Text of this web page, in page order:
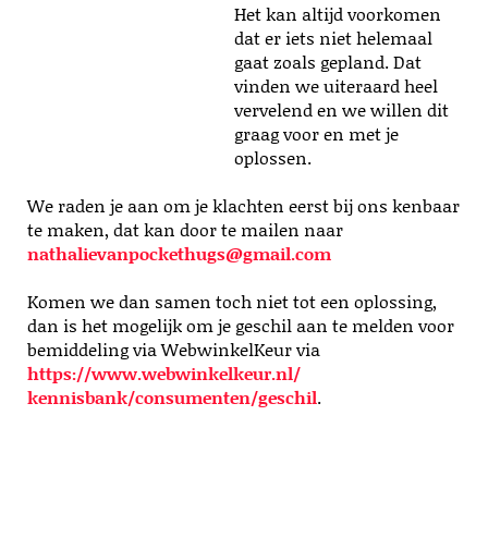
Het kan altijd voorkomen
dat er iets niet helemaal
gaat zoals gepland. Dat
vinden we uiteraard heel
vervelend en we willen dit
graag voor en met je
oplossen.
We raden je aan om je klachten eerst bij ons kenbaar
te maken, dat kan door te mailen naar
nathalievanpockethugs@gmail.com
Komen we dan samen toch niet tot een oplossing,
dan is het mogelijk om je geschil aan te melden voor
bemiddeling via WebwinkelKeur via
https://www.webwinkelkeur.nl/
kennisbank/consumenten/geschil.